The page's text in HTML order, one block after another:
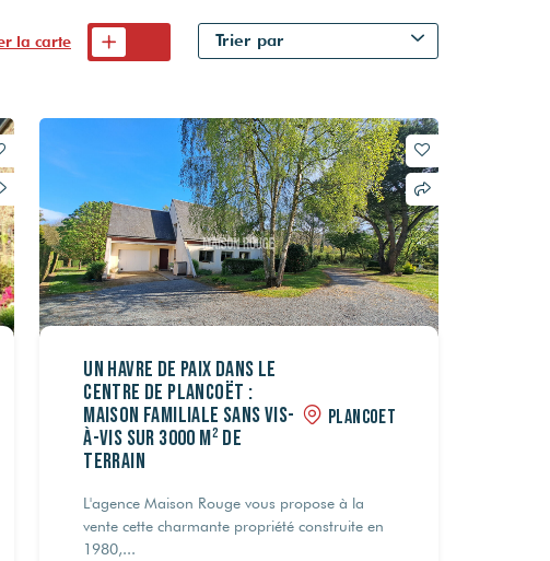
la carte Trier par
Un havre de paix dans le
centre de Plancoët :
maison familiale sans vis-
à-vis sur 3000 m² de
terrain
PLANCOET
L'agence Maison Rouge vous propose à la
vente cette charmante propriété construite en
1980,...